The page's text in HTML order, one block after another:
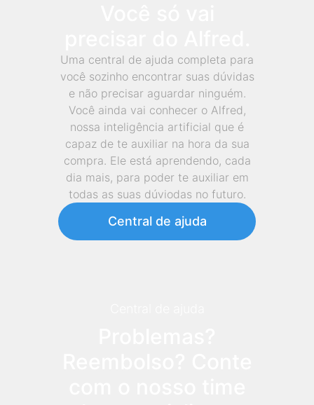
Uma central de ajuda completa para
você sozinho encontrar suas dúvidas
e não precisar aguardar ninguém.
Você ainda vai conhecer o Alfred,
nossa inteligência artificial que é
capaz de te auxiliar na hora da sua
compra. Ele está aprendendo, cada
dia mais, para poder te auxiliar em
todas as suas dúviodas no futuro.
Central de ajuda